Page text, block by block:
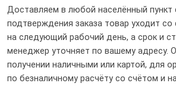
Оцените от 1 до 5
Доставляем в любой населённый пункт
подтверждения заказа товар уходит
на следующий рабочий день, а срок и
менеджер уточняет по вашему адресу.
получении наличными или картой, для
по безналичному расчёту со счётом и